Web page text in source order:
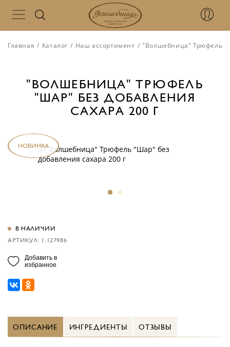
Главная / Каталог / Наш ассортимент / "Волшебница" Трюфель
"ВОЛШЕБНИЦА" ТРЮФЕЛЬ
"ШАР" БЕЗ ДОБАВЛЕНИЯ
САХАРА 200 Г
НОВИНКА
В НАЛИЧИИ
АРТИКУЛ: 1.127986
Добавить в
избранное
ОПИСАНИЕ ИНГРЕДИЕНТЫ ОТЗЫВЫ